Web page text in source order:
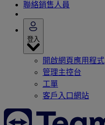
聯絡銷售人員
登入
開啟網頁應用程式
管理主控台
工單
客戶入口網站